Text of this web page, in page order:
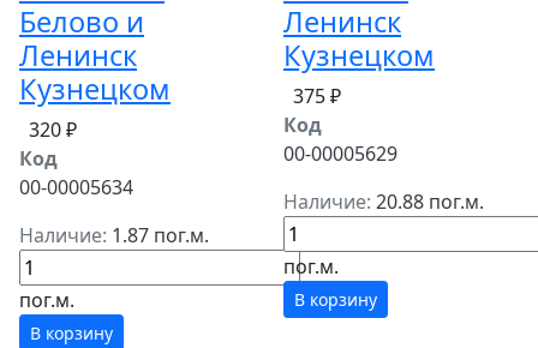
Белово и
Ленинск
Кузнецком
320 ₽
Код
00-00005634
Наличие: 1.87 пог.м.
пог.м.
В корзину
Ленинск
Кузнецком
375 ₽
Код
00-00005629
Наличие: 20.88 пог.м.
пог.м.
В корзину